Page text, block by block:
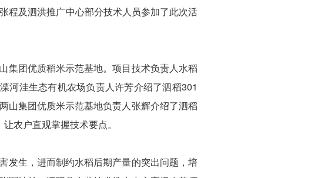
程及泗洪推广中心部分技术人员参加了此次活
集团优质稻米示范基地。项目技术负责人水稻
河洼生态有机农场负责人许芳介绍了泗稻301
山集团优质米示范基地负责人张辉介绍了泗稻
农户直观掌握技术要点。
发生，进而制约水稻后期产量的突出问题，培